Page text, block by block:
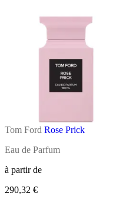
Tom Ford Rose Prick
Eau de Parfum
à partir de
290,32 €